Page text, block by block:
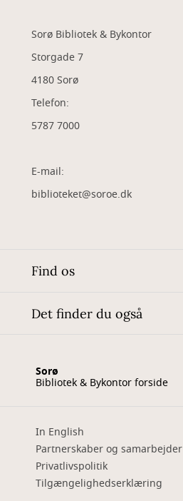
Sorø Bibliotek & Bykontor
Storgade 7
4180 Sorø
Telefon:
5787 7000
E-mail:
biblioteket@soroe.dk
Find os
Det finder du også
Sorø
Bibliotek & Bykontor forside
In English
Partnerskaber og samarbejder
Privatlivspolitik
Tilgængelighedserklæring